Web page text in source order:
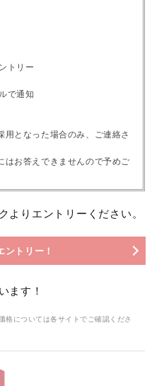
トリー
で通知
用となった場合のみ、ご連絡さ
はお答えできませんので予めご
よりエントリーください。
トリー！
ます！
については各サイトでご確認くださ